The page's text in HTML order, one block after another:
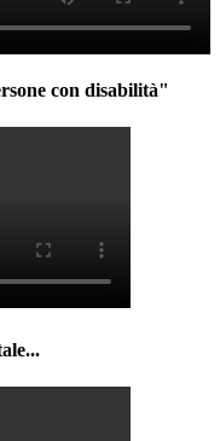
con disabilità"